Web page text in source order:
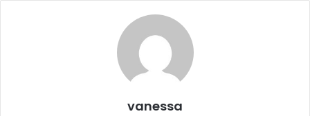
vanessa